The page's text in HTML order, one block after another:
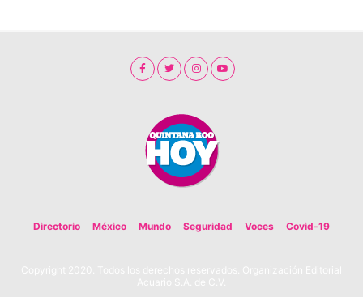
Directorio México Mundo Seguridad Voces Covid-19